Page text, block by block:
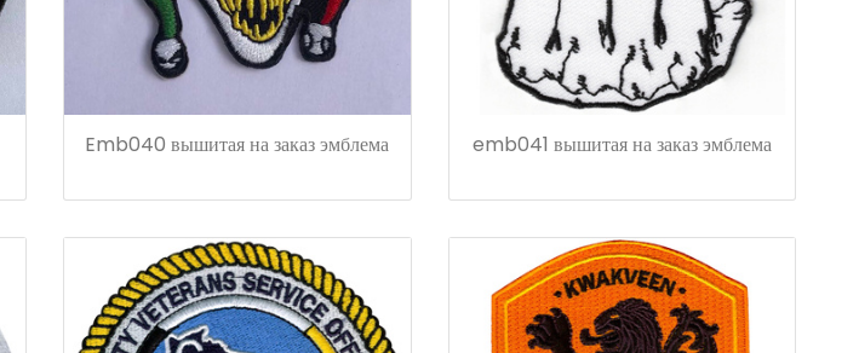
Emb040 вышитая на заказ эмблема emb041 вышитая на заказ эмблема